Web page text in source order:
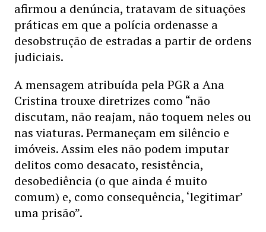
afirmou a denúncia, tratavam de situações
práticas em que a polícia ordenasse a
desobstrução de estradas a partir de ordens
judiciais.
A mensagem atribuída pela PGR a Ana
Cristina trouxe diretrizes como “não
discutam, não reajam, não toquem neles ou
nas viaturas. Permaneçam em silêncio e
imóveis. Assim eles não podem imputar
delitos como desacato, resistência,
desobediência (o que ainda é muito
comum) e, como consequência, ‘legitimar’
uma prisão”.